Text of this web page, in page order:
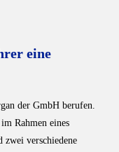
eine
der GmbH berufen.
Rahmen eines
zwei verschiedene